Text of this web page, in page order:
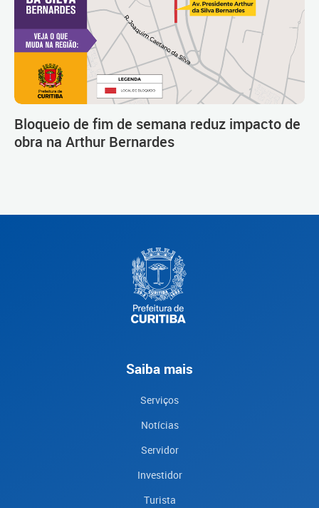
Bloqueio de fim de semana reduz impacto de
obra na Arthur Bernardes
Saiba mais
Serviços
Notícias
Servidor
Investidor
Turista